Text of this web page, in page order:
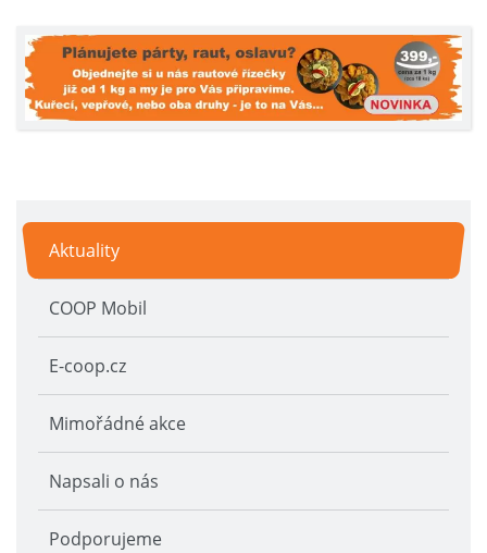
Aktuality
COOP Mobil
E-coop.cz
Mimořádné akce
Napsali o nás
Podporujeme